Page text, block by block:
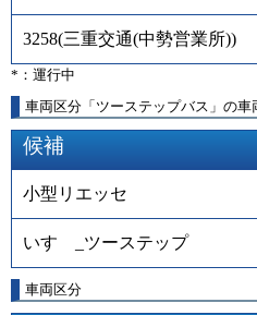
3258(三重交通(中勢営業所))
*：運行中
車両区分「ツーステップバス」の車
候補
小型リエッセ
いすゞ_ツーステップ
車両区分